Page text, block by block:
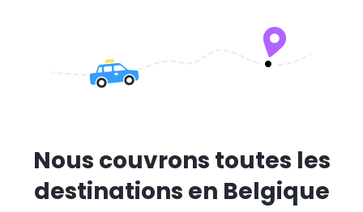
Nous couvrons toutes les
destinations en Belgique